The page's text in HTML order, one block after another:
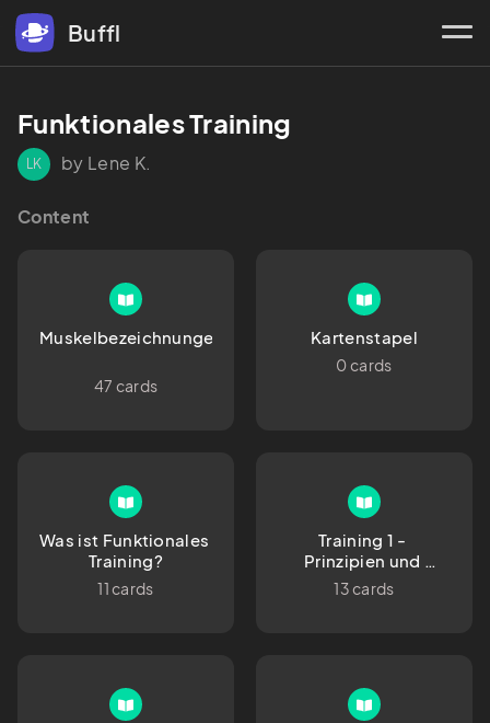
Buffl
Funktionales Training
LK by Lene K.
Content
Muskelbezeichnungen
47 cards
Kartenstapel
0 cards
Was ist Funktionales
Training?
11 cards
Training 1 -
Prinzipien und
13 cards